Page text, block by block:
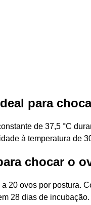
para
de 37,5 °C
à temperatura de
chocar o
20 ovos por postura.
28 dias de incubação.